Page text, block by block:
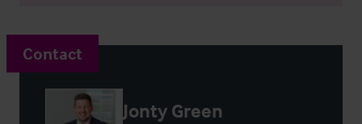
Contact
Jonty Green